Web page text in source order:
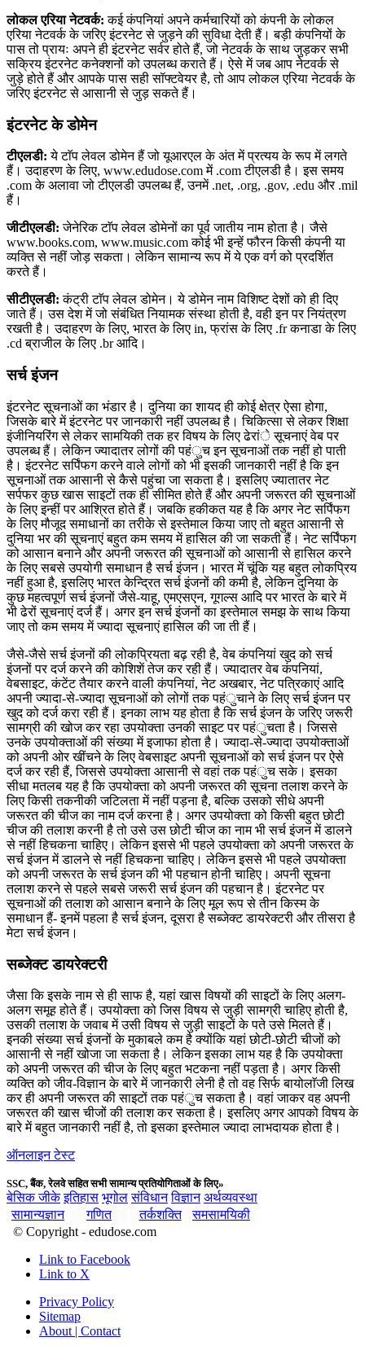
लोकल एरिया नेटवर्क: कई कंपनियां अपने कर्मचारियों को कंपनी के लोकल
एरिया नेटवर्क के जरिए इंटरनेट से जुड़ने की सुविधा देती हैं। बड़ी कंपनियों के
पास तो प्रायः अपने ही इंटरनेट सर्वर होते हैं, जो नेटवर्क के साथ जुड़कर सभी
सक्रिय इंटरनेट कनेक्शनों को उपलब्ध कराते हैं। ऐसे में जब आप नेटवर्क से
जुड़े होते हैं और आपके पास सही सॉफ्टवेयर है, तो आप लोकल एरिया नेटवर्क के
जरिए इंटरनेट से आसानी से जुड़ सकते हैं।
इंटरनेट के डोमेन
टीएलडी: ये टाॅप लेवल डोमेन हैं जो यूआरएल के अंत में प्रत्यय के रूप में लगते
हैं। उदाहरण के लिए, www.edudose.com में .com टीएलडी है। इस समय
.com के अलावा जो टीएलडी उपलब्ध हैं, उनमें .net, .org, .gov, .edu और .mil
हैं।
जीटीएलडी: जेनेरिक टाॅप लेवल डोमेनों का पूर्व जातीय नाम होता है। जैसे
www.books.com, www.music.com कोई भी इन्हें फौरन किसी कंपनी या
व्यक्ति से नहीं जोड़ सकता। लेकिन सामान्य रूप में ये एक वर्ग को प्रदर्शित
करते हैं।
सीटीएलडी: कंट्री टाॅप लेवल डोमेन। ये डोमेन नाम विशिष्ट देशों को ही दिए
जाते हैं। उस देश में जो संबंधित नियामक संस्था होती है, वही इन पर नियंत्रण
रखती है। उदाहरण के लिए, भारत के लिए in, फ्रांस के लिए .fr कनाडा के लिए
.cd ब्राजील के लिए .br आदि।
सर्च इंजन
इंटरनेट सूचनाओं का भंडार है। दुनिया का शायद ही कोई क्षेत्र ऐसा होगा,
जिसके बारे में इंटरनेट पर जानकारी नहीं उपलब्ध है। चिकित्सा से लेकर शिक्षा
इंजीनियरिंग से लेकर सामयिकी तक हर विषय के लिए ढेरांे सूचनाएं वेब पर
उपलब्ध हैं। लेकिन ज्यादातर लोगों की पहंुच इन सूचनाओं तक नहीं हो पाती
है। इंटरनेट सर्पिंफग करने वाले लोगों को भी इसकी जानकारी नहीं है कि इन
सूचनाओं तक आसानी से कैसे पहुंचा जा सकता है। इसलिए ज्यातातर नेट
सर्पफर कुछ खास साइटों तक ही सीमित होते हैं और अपनी जरूरत की सूचनाओं
के लिए इन्हीं पर आश्रित होते हैं। जबकि हकीकत यह है कि अगर नेट सर्पिंफग
के लिए मौजूद समाधानों का तरीके से इस्तेमाल किया जाए तो बहुत आसानी से
दुनिया भर की सूचनाएं बहुत कम समय में हासिल की जा सकती हैं। नेट सर्पिंफग
को आसान बनाने और अपनी जरूरत की सूचनाओं को आसानी से हासिल करने
के लिए सबसे उपयोगी समाधान है सर्च इंजन। भारत में चूंकि यह बहुत लोकप्रिय
नहीं हुआ है, इसलिए भारत केन्द्रित सर्च इंजनों की कमी है, लेकिन दुनिया के
कुछ महत्वपूर्ण सर्च इंजनों जैसे-याहू, एमएसएन, गूगल्स आदि पर भारत के बारे में
भी ढेरों सूचनाएं दर्ज हैं। अगर इन सर्च इंजनों का इस्तेमाल समझ के साथ किया
जाए तो कम समय में ज्यादा सूचनाएं हासिल की जा ती हैं।
जैसे-जैसे सर्च इंजनों की लोकप्रियता बढ़ रही है, वेब कंपनियां खुद को सर्च
इंजनों पर दर्ज करने की कोशिशें तेज कर रही हैं। ज्यादातर वेब कंपनियां,
वेबसाइट, कंटेंट तैयार करने वाली कंपनियां, नेट अखबार, नेट पत्रिकाएं आदि
अपनी ज्यादा-से-ज्यादा सूचनाओं को लोगों तक पहंुचाने के लिए सर्च इंजन पर
खुद को दर्ज करा रही हैं। इनका लाभ यह होता है कि सर्च इंजन के जरिए जरूरी
सामग्री की खोज कर रहा उपयोक्ता उनकी साइट पर पहंुचता है। जिससे
उनके उपयोक्ताओं की संख्या में इजाफा होता है। ज्यादा-से-ज्यादा उपयोक्ताओं
को अपनी ओर खींचने के लिए वेबसाइट अपनी सूचनाओं को सर्च इंजन पर ऐसे
दर्ज कर रही हैं, जिससे उपयोक्ता आसानी से वहां तक पहंुच सके। इसका
सीधा मतलब यह है कि उपयोक्ता को अपनी जरूरत की सूचना तलाश करने के
लिए किसी तकनीकी जटिलता में नहीं पड़ना है, बल्कि उसको सीधे अपनी
जरूरत की चीज का नाम दर्ज करना है। अगर उपयोक्ता को किसी बहुत छोटी
चीज की तलाश करनी है तो उसे उस छोटी चीज का नाम भी सर्च इंजन में डालने
से नहीं हिचकना चाहिए। लेकिन इससे भी पहले उपयोक्ता को अपनी जरूरत के
सर्च इंजन में डालने से नहीं हिचकना चाहिए। लेकिन इससे भी पहले उपयोक्ता
को अपनी जरूरत के सर्च इंजन की भी पहचान होनी चाहिए। अपनी सूचना
तलाश करने से पहले सबसे जरूरी सर्च इंजन की पहचान है। इंटरनेट पर
सूचनाओं की तलाश को आसान बनाने के लिए मूल रूप से तीन किस्म के
समाधान हैं- इनमें पहला है सर्च इंजन, दूसरा है सब्जेक्ट डायरेक्टरी और तीसरा है
मेटा सर्च इंजन।
सब्जेक्ट डायरेक्टरी
जैसा कि इसके नाम से ही साफ है, यहां खास विषयों की साइटों के लिए अलग-
अलग समूह होते हैं। उपयोक्ता को जिस विषय से जुड़ी सामग्री चाहिए होती है,
उसकी तलाश के जवाब में उसी विषय से जुड़ी साइटों के पते उसे मिलते हैं।
इनकी संख्या सर्च इंजनों के मुकाबले कम है क्योंकि यहां छोटी-छोटी चीजों को
आसानी से नहीं खोजा जा सकता है। लेकिन इसका लाभ यह है कि उपयोक्ता
को अपनी जरूरत की चीज के लिए बहुत भटकना नहीं पड़ता है। अगर किसी
व्यक्ति को जीव-विज्ञान के बारे में जानकारी लेनी है तो वह सिर्फ बायोलाॅजी लिख
कर ही अपनी जरूरत की साइटों तक पहंुच सकता है। वहां जाकर वह अपनी
जरूरत की खास चीजों की तलाश कर सकता है। इसलिए अगर आपको विषय के
बारे में बहुत जानकारी नहीं है, तो इसका इस्तेमाल ज्यादा लाभदायक होता है।
ऑनलाइन टेस्ट
SSC, बैंक, रेलवे सहित सभी सामान्य प्रतियोगिताओं के लिए»
बेसिक जीके इतिहास भूगोल संविधान विज्ञान अर्थव्यवस्था
सामान्यज्ञान
गणित तर्कशक्ति
समसामयिकी
© Copyright - edudose.com
Link to Facebook
Link to X
Privacy Policy
Sitemap
About | Contact